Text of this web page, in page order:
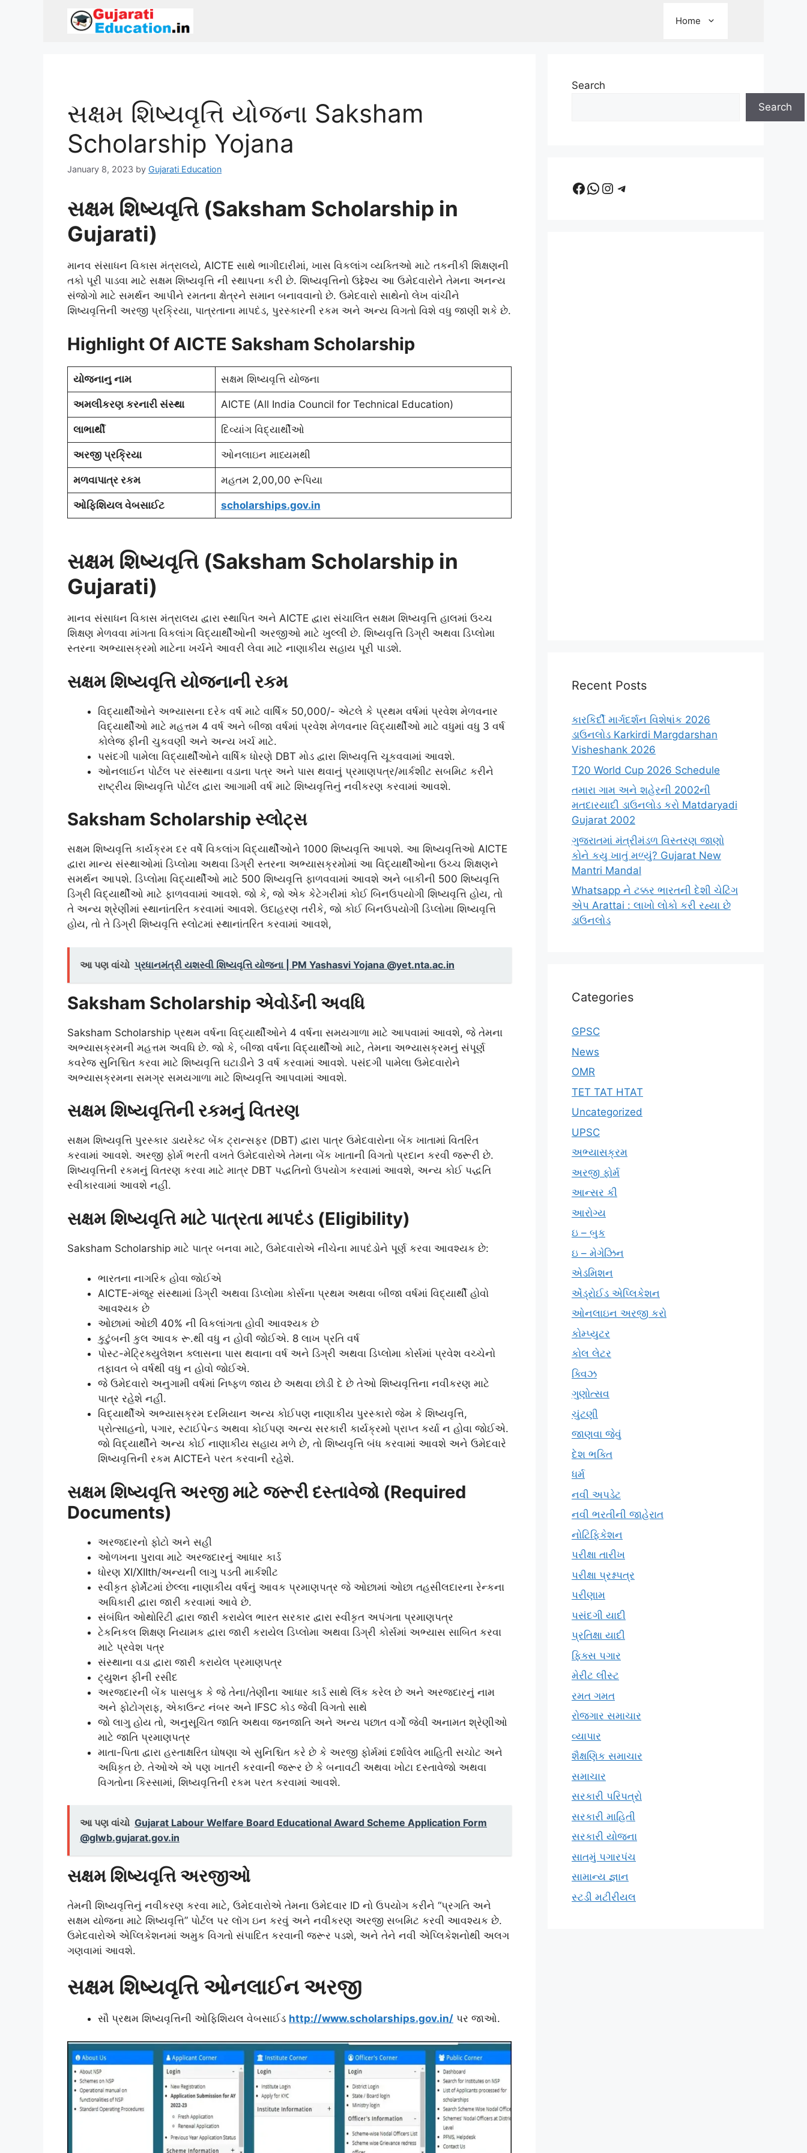
Home
સક્ષમ શિષ્યવૃત્તિ યોજના Saksham
Scholarship Yojana
January 8, 2023 by Gujarati Education
સક્ષમ શિષ્યવૃત્તિ (Saksham Scholarship in
Gujarati)
માનવ સંસાધન વિકાસ મંત્રાલયે, AICTE સાથે ભાગીદારીમાં, ખાસ વિકલાંગ વ્યક્તિઓ માટે તકનીકી શિક્ષણની
તકો પૂરી પાડવા માટે સક્ષમ શિષ્યવૃત્તિ ની સ્થાપના કરી છે. શિષ્યવૃત્તિનો ઉદ્દેશ્ય આ ઉમેદવારોને તેમના અનન્ય
સંજોગો માટે સમર્થન આપીને રમતના ક્ષેત્રને સમાન બનાવવાનો છે. ઉમેદવારો સાથેનો લેખ વાંચીને
શિષ્યવૃત્તિની અરજી પ્રક્રિયા, પાત્રતાના માપદંડ, પુરસ્કારની રકમ અને અન્ય વિગતો વિશે વધુ જાણી શકે છે.
Highlight Of AICTE Saksham Scholarship
યોજનાનુ નામ સક્ષમ શિષ્યવૃત્તિ યોજના
અમલીકરણ કરનારી સંસ્થા AICTE (All India Council for Technical Education)
લાભાર્થી દિવ્યાંગ વિદ્યાર્થીઓ
અરજી પ્રક્રિયા ઓનલાઇન માધ્યમથી
મળવાપાત્ર રકમ મહતમ 2,00,00 રૂપિયા
ઓફિશિયલ વેબસાઈટ scholarships.gov.in
સક્ષમ શિષ્યવૃત્તિ (Saksham Scholarship in
Gujarati)
માનવ સંસાધન વિકાસ મંત્રાલય દ્વારા સ્થાપિત અને AICTE દ્વારા સંચાલિત સક્ષમ શિષ્યવૃત્તિ હાલમાં ઉચ્ચ
શિક્ષણ મેળવવા માંગતા વિકલાંગ વિદ્યાર્થીઓની અરજીઓ માટે ખુલ્લી છે. શિષ્યવૃત્તિ ડિગ્રી અથવા ડિપ્લોમા
સ્તરના અભ્યાસક્રમો માટેના ખર્ચને આવરી લેવા માટે નાણાકીય સહાય પૂરી પાડશે.
સક્ષમ શિષ્યવૃત્તિ યોજનાની રકમ
વિદ્યાર્થીઓને અભ્યાસના દરેક વર્ષ માટે વાર્ષિક 50,000/- એટલે કે પ્રથમ વર્ષમાં પ્રવેશ મેળવનાર
વિદ્યાર્થીઓ માટે મહત્તમ 4 વર્ષ અને બીજા વર્ષમાં પ્રવેશ મેળવનાર વિદ્યાર્થીઓ માટે વધુમાં વધુ 3 વર્ષ
કોલેજ ફીની ચુકવણી અને અન્ય ખર્ચ માટે.
પસંદગી પામેલા વિદ્યાર્થીઓને વાર્ષિક ધોરણે DBT મોડ દ્વારા શિષ્યવૃત્તિ ચૂકવવામાં આવશે.
ઓનલાઈન પોર્ટલ પર સંસ્થાના વડાના પત્ર અને પાસ થવાનું પ્રમાણપત્ર/માર્કશીટ સબમિટ કરીને
રાષ્ટ્રીય શિષ્યવૃત્તિ પોર્ટલ દ્વારા આગામી વર્ષ માટે શિષ્યવૃત્તિનું નવીકરણ કરવામાં આવશે.
Saksham Scholarship સ્લોટ્સ
સક્ષમ શિષ્યવૃત્તિ કાર્યક્રમ દર વર્ષે વિકલાંગ વિદ્યાર્થીઓને 1000 શિષ્યવૃત્તિ આપશે. આ શિષ્યવૃત્તિઓ AICTE
દ્વારા માન્ય સંસ્થાઓમાં ડિપ્લોમા અથવા ડિગ્રી સ્તરના અભ્યાસક્રમોમાં આ વિદ્યાર્થીઓના ઉચ્ચ શિક્ષણને
સમર્થન આપશે. ડિપ્લોમા વિદ્યાર્થીઓ માટે 500 શિષ્યવૃત્તિ ફાળવવામાં આવશે અને બાકીની 500 શિષ્યવૃત્તિ
ડિગ્રી વિદ્યાર્થીઓ માટે ફાળવવામાં આવશે. જો કે, જો એક કેટેગરીમાં કોઈ બિનઉપયોગી શિષ્યવૃત્તિ હોય, તો
તે અન્ય શ્રેણીમાં સ્થાનાંતરિત કરવામાં આવશે. ઉદાહરણ તરીકે, જો કોઈ બિનઉપયોગી ડિપ્લોમા શિષ્યવૃત્તિ
હોય, તો તે ડિગ્રી શિષ્યવૃત્તિ સ્લોટમાં સ્થાનાંતરિત કરવામાં આવશે,
આ પણ વાંચો પ્રધાનમંત્રી યશસ્વી શિષ્યવૃત્તિ યોજના | PM Yashasvi Yojana @yet.nta.ac.in
Saksham Scholarship એવોર્ડની અવધિ
Saksham Scholarship પ્રથમ વર્ષના વિદ્યાર્થીઓને 4 વર્ષના સમયગાળા માટે આપવામાં આવશે, જે તેમના
અભ્યાસક્રમની મહત્તમ અવધિ છે. જો કે, બીજા વર્ષના વિદ્યાર્થીઓ માટે, તેમના અભ્યાસક્રમનું સંપૂર્ણ
કવરેજ સુનિશ્ચિત કરવા માટે શિષ્યવૃત્તિ ઘટાડીને 3 વર્ષ કરવામાં આવશે. પસંદગી પામેલા ઉમેદવારોને
અભ્યાસક્રમના સમગ્ર સમયગાળા માટે શિષ્યવૃત્તિ આપવામાં આવશે.
સક્ષમ શિષ્યવૃત્તિની રકમનું વિતરણ
સક્ષમ શિષ્યવૃત્તિ પુરસ્કાર ડાયરેક્ટ બેંક ટ્રાન્સફર (DBT) દ્વારા પાત્ર ઉમેદવારોના બેંક ખાતામાં વિતરિત
કરવામાં આવશે. અરજી ફોર્મ ભરતી વખતે ઉમેદવારોએ તેમના બેંક ખાતાની વિગતો પ્રદાન કરવી જરૂરી છે.
શિષ્યવૃત્તિની રકમનું વિતરણ કરવા માટે માત્ર DBT પદ્ધતિનો ઉપયોગ કરવામાં આવશે, અન્ય કોઈ પદ્ધતિ
સ્વીકારવામાં આવશે નહીં.
સક્ષમ શિષ્યવૃત્તિ માટે પાત્રતા માપદંડ (Eligibility)
Saksham Scholarship માટે પાત્ર બનવા માટે, ઉમેદવારોએ નીચેના માપદંડોને પૂર્ણ કરવા આવશ્યક છે:
ભારતના નાગરિક હોવા જોઈએ
AICTE-મંજૂર સંસ્થામાં ડિગ્રી અથવા ડિપ્લોમા કોર્સના પ્રથમ અથવા બીજા વર્ષમાં વિદ્યાર્થી હોવો
આવશ્યક છે
ઓછામાં ઓછી 40% ની વિકલાંગતા હોવી આવશ્યક છે
કુટુંબની કુલ આવક રૂ.થી વધુ ન હોવી જોઈએ. 8 લાખ પ્રતિ વર્ષ
પોસ્ટ-મેટ્રિક્યુલેશન ક્લાસના પાસ થવાના વર્ષ અને ડિગ્રી અથવા ડિપ્લોમા કોર્સમાં પ્રવેશ વચ્ચેનો
તફાવત બે વર્ષથી વધુ ન હોવો જોઈએ.
જે ઉમેદવારો અનુગામી વર્ષમાં નિષ્ફળ જાય છે અથવા છોડી દે છે તેઓ શિષ્યવૃત્તિના નવીકરણ માટે
પાત્ર રહેશે નહીં.
વિદ્યાર્થીએ અભ્યાસક્રમ દરમિયાન અન્ય કોઈપણ નાણાકીય પુરસ્કારો જેમ કે શિષ્યવૃત્તિ,
પ્રોત્સાહનો, પગાર, સ્ટાઈપેન્ડ અથવા કોઈપણ અન્ય સરકારી કાર્યક્રમો પ્રાપ્ત કર્યા ન હોવા જોઈએ.
જો વિદ્યાર્થીને અન્ય કોઈ નાણાકીય સહાય મળે છે, તો શિષ્યવૃત્તિ બંધ કરવામાં આવશે અને ઉમેદવારે
શિષ્યવૃત્તિની રકમ AICTEને પરત કરવાની રહેશે.
સક્ષમ શિષ્યવૃત્તિ અરજી માટે જરૂરી દસ્તાવેજો (Required
Documents)
અરજદારનો ફોટો અને સહી
ઓળખના પુરાવા માટે અરજદારનું આધાર કાર્ડ
ધોરણ XI/XIIth/અન્યની લાગુ પડતી માર્કશીટ
સ્વીકૃત ફોર્મેટમાં છેલ્લા નાણાકીય વર્ષનું આવક પ્રમાણપત્ર જે ઓછામાં ઓછા તહસીલદારના રેન્કના
અધિકારી દ્વારા જારી કરવામાં આવે છે.
સંબંધિત ઓથોરિટી દ્વારા જારી કરાયેલ ભારત સરકાર દ્વારા સ્વીકૃત અપંગતા પ્રમાણપત્ર
ટેકનિકલ શિક્ષણ નિયામક દ્વારા જારી કરાયેલ ડિપ્લોમા અથવા ડિગ્રી કોર્સમાં અભ્યાસ સાબિત કરવા
માટે પ્રવેશ પત્ર
સંસ્થાના વડા દ્વારા જારી કરાયેલ પ્રમાણપત્ર
ટ્યુશન ફીની રસીદ
અરજદારની બેંક પાસબુક કે જે તેના/તેણીના આધાર કાર્ડ સાથે લિંક કરેલ છે અને અરજદારનું નામ
અને ફોટોગ્રાફ, એકાઉન્ટ નંબર અને IFSC કોડ જેવી વિગતો સાથે
જો લાગુ હોય તો, અનુસૂચિત જાતિ અથવા જનજાતિ અને અન્ય પછાત વર્ગો જેવી અનામત શ્રેણીઓ
માટે જાતિ પ્રમાણપત્ર
માતા-પિતા દ્વારા હસ્તાક્ષરિત ઘોષણા એ સુનિશ્ચિત કરે છે કે અરજી ફોર્મમાં દર્શાવેલ માહિતી સચોટ અને
અધિકૃત છે. તેઓએ એ પણ ખાતરી કરવાની જરૂર છે કે બનાવટી અથવા ખોટા દસ્તાવેજો અથવા
વિગતોના કિસ્સામાં, શિષ્યવૃત્તિની રકમ પરત કરવામાં આવશે.
આ પણ વાંચો Gujarat Labour Welfare Board Educational Award Scheme Application Form
@glwb.gujarat.gov.in
સક્ષમ શિષ્યવૃત્તિ અરજીઓ
તેમની શિષ્યવૃત્તિનું નવીકરણ કરવા માટે, ઉમેદવારોએ તેમના ઉમેદવાર ID નો ઉપયોગ કરીને “પ્રગતિ અને
સક્ષમ યોજના માટે શિષ્યવૃત્તિ” પોર્ટલ પર લૉગ ઇન કરવું અને નવીકરણ અરજી સબમિટ કરવી આવશ્યક છે.
ઉમેદવારોએ એપ્લિકેશનમાં અમુક વિગતો સંપાદિત કરવાની જરૂર પડશે, અને તેને નવી એપ્લિકેશનોથી અલગ
ગણવામાં આવશે.
સક્ષમ શિષ્યવૃત્તિ ઓનલાઈન અરજી
સૌ પ્રથમ શિષ્યવૃત્તિની ઓફિશિયલ વેબસાઈડ http://www.scholarships.gov.in/ પર જાઓ.
Search
Search
Facebook
WhatsApp
Instagram
Telegram
Recent Posts
કારકિર્દી માર્ગદર્શન વિશેષાંક 2026
ડાઉનલોડ Karkirdi Margdarshan
Visheshank 2026
T20 World Cup 2026 Schedule
તમારા ગામ અને શહેરની 2002ની
મતદારયાદી ડાઉનલોડ કરો Matdaryadi
Gujarat 2002
ગુજરાતમાં મંત્રીમંડળ વિસ્તરણ જાણો
કોને કયુ ખાતું મળ્યું? Gujarat New
Mantri Mandal
Whatsapp ને ટક્કર ભારતની દેશી ચેટિંગ
એપ Arattai : લાખો લોકો કરી રહ્યા છે
ડાઉનલોડ
Categories
GPSC
News
OMR
TET TAT HTAT
Uncategorized
UPSC
અભ્યાસક્રમ
અરજી ફોર્મ
આન્સર કી
આરોગ્ય
ઇ – બુક
ઇ – મેગેઝિન
એડમિશન
એંડ્રોઈડ એપ્લિકેશન
ઓનલાઇન અરજી કરો
કોમ્પ્યુટર
કોલ લેટર
ક્વિઝ
ગુણોત્સવ
ચુંટણી
જાણવા જેવું
દેશ ભક્તિ
ધર્મ
નવી અપડેટ
નવી ભરતીની જાહેરાત
નોટિફિકેશન
પરીક્ષા તારીખ
પરીક્ષા પ્રશ્નપત્ર
પરીણામ
પસંદગી યાદી
પ્રતિક્ષા યાદી
ફિક્સ પગાર
મેરીટ લીસ્ટ
રમત ગમત
રોજગાર સમાચાર
વ્યાપાર
શૈક્ષણિક સમાચાર
સમાચાર
સરકારી પરિપત્રો
સરકારી માહિતી
સરકારી યોજના
સાતમું પગારપંચ
સામાન્ય જ્ઞાન
સ્ટડી મટીરીયલ